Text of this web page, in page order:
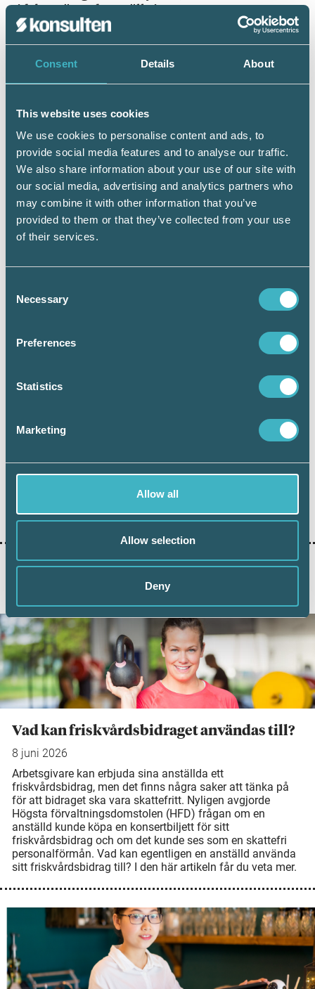
Consent Details About
This website uses cookies
We use cookies to personalise content and ads, to
provide social media features and to analyse our traffic.
We also share information about your use of our site with
our social media, advertising and analytics partners who
may combine it with other information that you’ve
provided to them or that they’ve collected from your use
of their services.
Selection
Necessary
Preferences
Statistics
Marketing
Allow all
Allow selection
Deny
tidsbegränsad anställning
Viktigt som företagare att vara medveten om
är att när en person har varit anställd i två år
övergår den till en tillsvidare anställning. Vid
beräkning av tvåårsperioden räknas allmän
visstidsanställning för sig och vikariat för sig.
Exempel
En person är först anställd med en
tidsbegränsad anställning i form av allmän
visstidsanställning i 1½ år. Sedan får personen
en anställning som vikarie i 1½ år på samma
ihop. Får personen seden en förlängning på
anställningen att övergå till en
Branschansvarig lön, Srf konsulterna
Dela:
Vad kan friskvårdsbidraget användas till?
8 juni 2026
Arbetsgivare kan erbjuda sina anställda ett
friskvårdsbidrag, men det finns några saker att tänka på
för att bidraget ska vara skattefritt. Nyligen avgjorde
Högsta förvaltningsdomstolen (HFD) frågan om en
anställd kunde köpa en konsertbiljett för sitt
friskvårdsbidrag och om det kunde ses som en skattefri
personalförmån. Vad kan egentligen en anställd använda
sitt friskvårdsbidrag till? I den här artikeln får du veta mer.